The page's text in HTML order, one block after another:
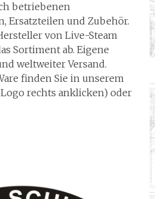
betriebenen
Ersatzteilen und Zubehör.
von Live-Steam
Sortiment ab. Eigene
weltweiter Versand.
finden Sie in unserem
rechts anklicken) oder